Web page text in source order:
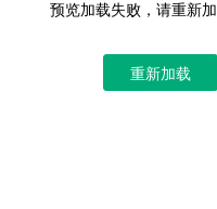
预览加载失败，请重新
重新加载